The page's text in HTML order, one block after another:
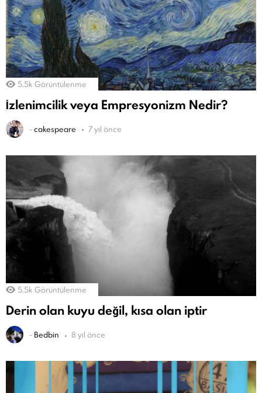
5.5k Görüntülenme
İzlenimcilik veya Empresyonizm Nedir?
-cakespeare 7 yıl önce
5.5k Görüntülenme
Derin olan kuyu değil, kısa olan iptir
- Bedbin 8 yıl önce